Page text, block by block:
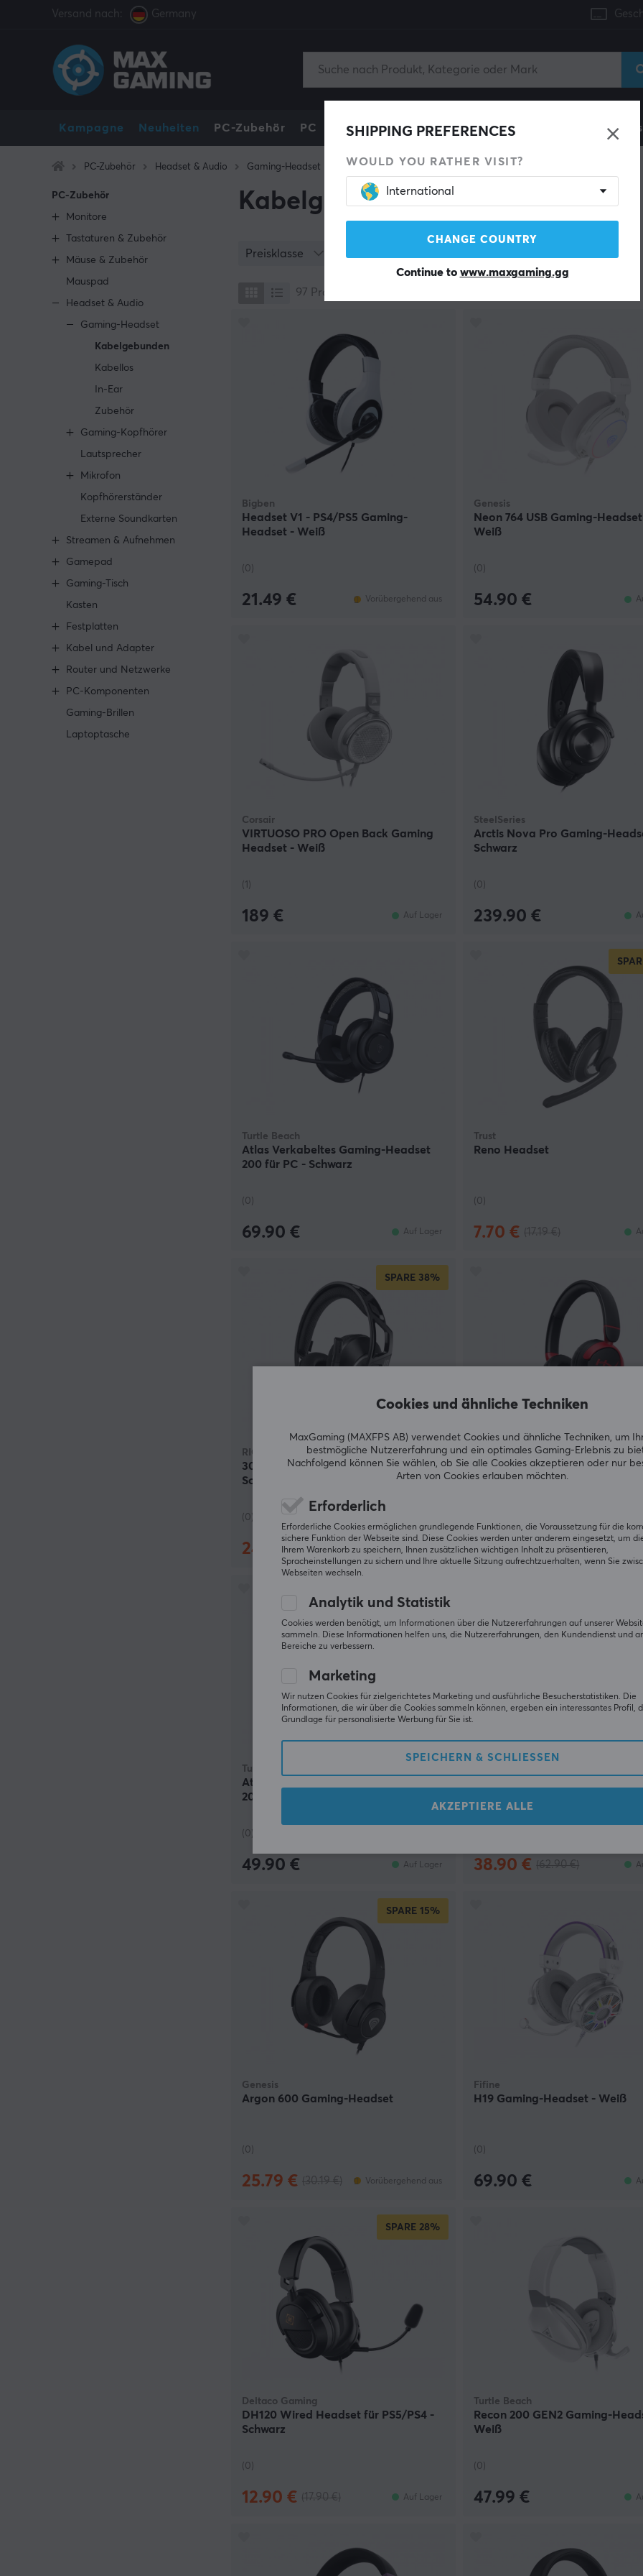
Versand nach: Germany
Kampagne Neuheiten PC-Zubehör PC Konsole Gaming-Stühle Handyzubehör
SHIPPING PREFERENCES
WOULD YOU RATHER VISIT?
International
CHANGE COUNTRY
Continue to www.maxgaming.gg
PC-Zubehör Headset & Audio Gaming-Headset Kabelgebunden
PC-Zubehör
Monitore
Tastaturen & Zubehör
Mäuse & Zubehör
Mauspad
Headset & Audio
Gaming-Headset
Kabelgebunden
Kabellos
In-Ear
Zubehör
Gaming-Kopfhörer
Lautsprecher
Mikrofon
Kopfhörerständer
Externe Soundkarten
Streamen & Aufnehmen
Gamepad
Gaming-Tisch
Kasten
Festplatten
Kabel und Adapter
Router und Netzwerke
PC-Komponenten
Gaming-Brillen
Laptoptasche
Kabelgebunden
Preisklasse
97 Produkte
Bigben
Headset V1 - PS4/PS5 Gaming-
Headset - Weiß
(0)
21.49 € Vorübergehend aus
Genesis
Neon 764 USB Gaming-
Weiß
(0)
54.90 €
Corsair
VIRTUOSO PRO Open Back Gaming
Headset - Weiß
(1)
189 € Auf Lager
SteelSeries
Arctis Nova Pro Gaming-
Schwarz
(0)
239.90 €
Turtle Beach
Atlas Verkabeltes Gaming-Headset
200 für PC - Schwarz
(0)
69.90 € Auf Lager
Trust
Reno Headset
(0)
7.70 €
SPARE 38%
RIG Gaming
300 PRO HN Gaming-Headset -
Schwarz
(0)
24.90 € (39.90 €) Auf Lager
HyperX
Cloud Mini Kabelgebundenes
Headset - Schwarz
26.90 €
Turtle Beach
Atlas Verkabeltes Gaming Headset
200 Multi-Platform - Lilac Mist
(0)
49.90 € Auf Lager 38.90 €
SPARE 15%
Genesis
Argon 600 Gaming-Headset
(0)
25.79 € Vorübergehend aus
Fifine
H19 Gaming-Headset - Weiß
(0)
69.90 €
SPARE 28%
Deltaco Gaming
DH120 Wired Headset für PS5/PS4 -
Schwarz
(0)
12.90 € Auf Lager
Turtle Beach
Recon 200 GEN2 Gaming-
Weiß
(0)
47.99 €
Cookies und ähnliche Techniken
MaxGaming (MAXFPS AB) verwendet Cookies und ähnliche Techniken, um
bestmögliche Nutzererfahrung und ein optimales Gaming-Erlebnis zu
Nachfolgend können Sie wählen, ob Sie alle Cookies akzeptieren oder nur
Arten von Cookies erlauben möchten.
Erforderlich
Erforderliche Cookies ermöglichen grundlegende Funktionen, die Voraussetzung für die
sichere Funktion der Webseite sind. Diese Cookies werden unter anderem eingesetzt, um
Ihrem Warenkorb zu speichern, Ihnen zusätzlichen wichtigen Inhalt zu präsentieren,
Spracheinstellungen zu sichern und Ihre aktuelle Sitzung aufrechtzuerhalten, wenn Sie
Webseiten wechseln.
Analytik und Statistik
Cookies werden benötigt, um Informationen über die Nutzererfahrungen auf unserer
sammeln. Diese Informationen helfen uns, die Nutzererfahrungen, den Kundendienst und
Bereiche zu verbessern.
Marketing
Wir nutzen Cookies für zielgerichtetes Marketing und ausführliche Besucherstatistiken. Die
Informationen, die wir über die Cookies sammeln können, ergeben ein interessantes Profil,
Grundlage für personalisierte Werbung für Sie ist.
SPEICHERN & SCHLIESSEN
AKZEPTIERE ALLE